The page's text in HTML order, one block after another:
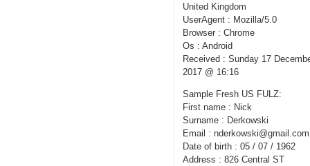
United Kingdom
UserAgent : Mozilla/5.0
Browser : Chrome
Os : Android
Received : Sunday 17
2017 @ 16:16
Sample Fresh US FULZ:
First name : Nick
Surname : Derkowski
Email : nderkowski@gmail.com
Date of birth : 05 / 07 / 1962
Address : 826 Central ST